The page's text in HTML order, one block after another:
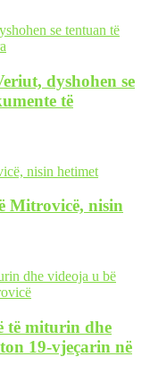
dyshohen se
të
Mitrovicë, nisin
të miturin dhe
19-vjeçarin në